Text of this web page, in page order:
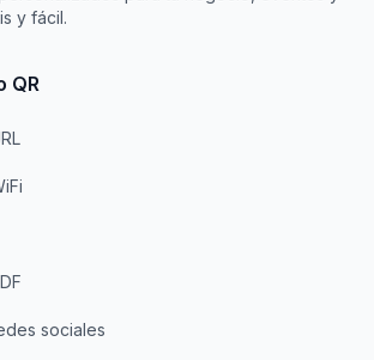
y fácil.
QR
sociales